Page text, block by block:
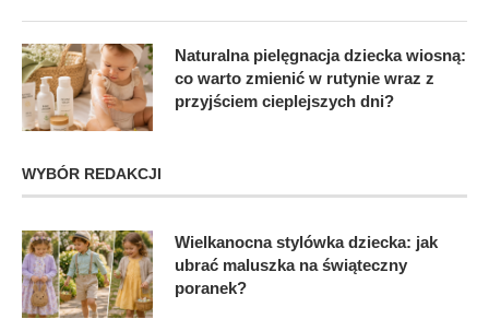
Naturalna pielęgnacja dziecka wiosną:
co warto zmienić w rutynie wraz z
przyjściem cieplejszych dni?
WYBÓR REDAKCJI
Wielkanocna stylówka dziecka: jak
ubrać maluszka na świąteczny
poranek?